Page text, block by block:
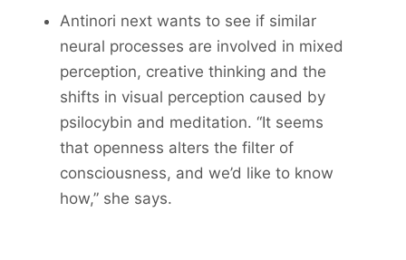
Antinori next wants to see if similar
neural processes are involved in mixed
perception, creative thinking and the
shifts in visual perception caused by
psilocybin and meditation. “It seems
that openness alters the filter of
consciousness, and we’d like to know
how,” she says.